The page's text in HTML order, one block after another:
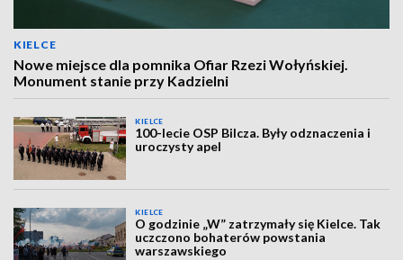
KIELCE
Nowe miejsce dla pomnika Ofiar Rzezi Wołyńskiej.
Monument stanie przy Kadzielni
KIELCE
100-lecie OSP Bilcza. Były odznaczenia i
uroczysty apel
KIELCE
O godzinie „W” zatrzymały się Kielce. Tak
uczczono bohaterów powstania
warszawskiego